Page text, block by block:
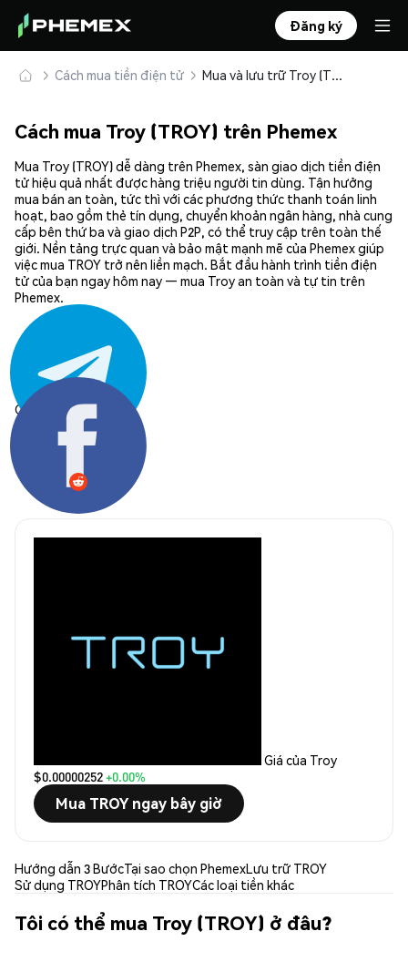
Đăng ký
Cách mua tiền điện tử Mua và lưu trữ Troy (TROY) an toàn
Cách mua Troy (TROY) trên Phemex
Mua Troy (TROY) dễ dàng trên Phemex, sàn giao dịch tiền điện
tử hiệu quả nhất được hàng triệu người tin dùng. Tận hưởng
mua bán an toàn, tức thì với các phương thức thanh toán linh
hoạt, bao gồm thẻ tín dụng, chuyển khoản ngân hàng, nhà cung
cấp bên thứ ba và giao dịch P2P, có thể truy cập trên toàn thế
giới. Nền tảng trực quan và bảo mật mạnh mẽ của Phemex giúp
việc mua TROY trở nên liền mạch. Bắt đầu hành trình tiền điện
tử của bạn ngay hôm nay — mua Troy an toàn và tự tin trên
Phemex.
Chia sẻ:
Giá của Troy
$0.00000252+0.00%
Mua TROY ngay bây giờ
Hướng dẫn 3 BướcTại sao chọn PhemexLưu trữ TROY
Sử dụng TROYPhân tích TROYCác loại tiền khác
Tôi có thể mua Troy (TROY) ở đâu?